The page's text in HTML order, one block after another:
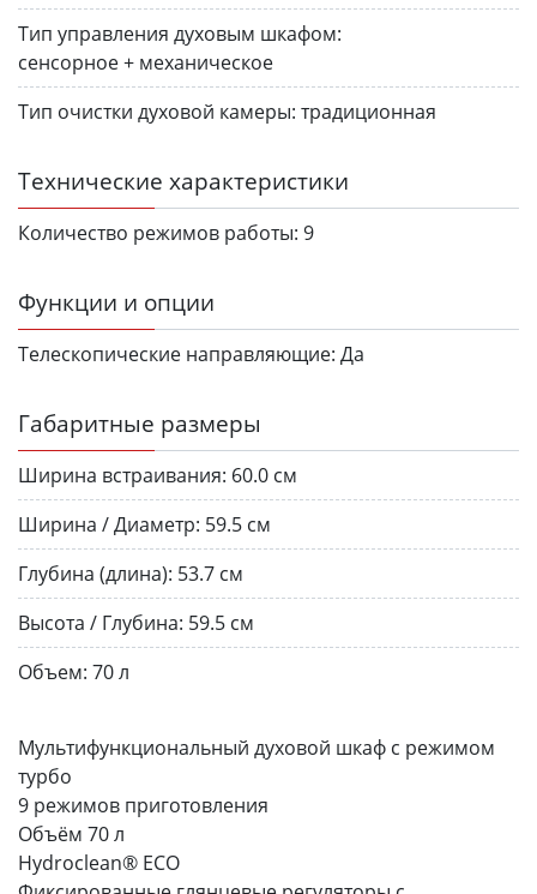
Тип управления духовым шкафом:
сенсорное + механическое
Тип очистки духовой камеры: традиционная
Технические характеристики
Количество режимов работы: 9
Функции и опции
Телескопические направляющие: Да
Габаритные размеры
Ширина встраивания: 60.0 см
Ширина / Диаметр: 59.5 см
Глубина (длина): 53.7 см
Высота / Глубина: 59.5 см
Объем: 70 л
Мультифункциональный духовой шкаф с режимом
турбо
9 режимов приготовления
Объём 70 л
Hydroclean® ECO